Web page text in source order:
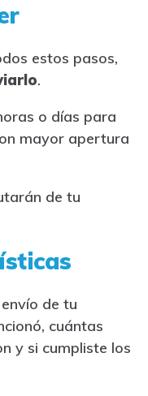
estos pasos,
.
o días para
mayor apertura
de tu
de tu
cuántas
y si cumpliste los